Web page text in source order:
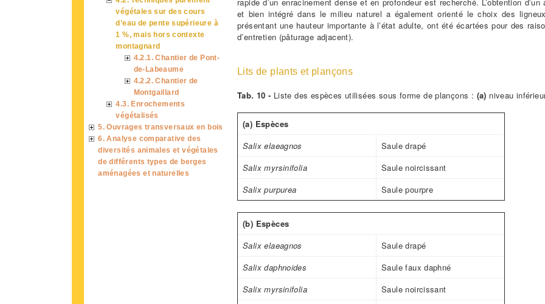
et bien intégré dans le milieu naturel a également orienté le choix des
présentant une hauteur importante à l’état adulte, ont été écartées pour des
d’entretien (pâturage adjacent).
Lits de plants et plançons
Tab. 10 - Liste des espèces utilisées sous forme de plançons : (a) niveau
(a) Espèces
Salix elaeagnos
Saule drapé
Salix myrsinifolia
Saule noircissant
Salix purpurea
Saule pourpre
(b) Espèces
Salix elaeagnos
Saule drapé
Salix daphnoides
Saule faux daphné
Salix myrsinifolia
Saule noircissant
végétales sur des cours
d’eau de pente supérieure à
1 %, mais hors contexte
montagnard
4.2.1. Chantier de Pont-
de-Labeaume
4.2.2. Chantier de
Montgaillard
4.3. Enrochements
végétalisés
5. Ouvrages transversaux en bois
6. Analyse comparative des
diversités animales et végétales
de différents types de berges
aménagées et naturelles